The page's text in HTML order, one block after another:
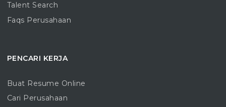
Talent Search
Faqs Perusahaan
PENCARI KERJA
Buat Resume Online
Cari Perusahaan